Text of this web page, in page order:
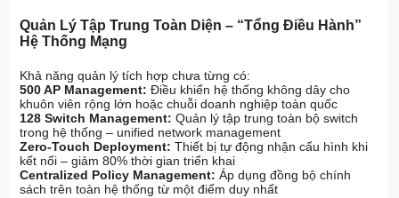
Quản Lý Tập Trung Toàn Diện – “Tổng Điều Hành”
Hệ Thống Mạng
Khả năng quản lý tích hợp chưa từng có:
500 AP Management: Điều khiển hệ thống không dây cho
khuôn viên rộng lớn hoặc chuỗi doanh nghiệp toàn quốc
128 Switch Management: Quản lý tập trung toàn bộ switch
trong hệ thống – unified network management
Zero-Touch Deployment: Thiết bị tự động nhận cấu hình khi
kết nối – giảm 80% thời gian triển khai
Centralized Policy Management: Áp dụng đồng bộ chính
sách trên toàn hệ thống từ một điểm duy nhất